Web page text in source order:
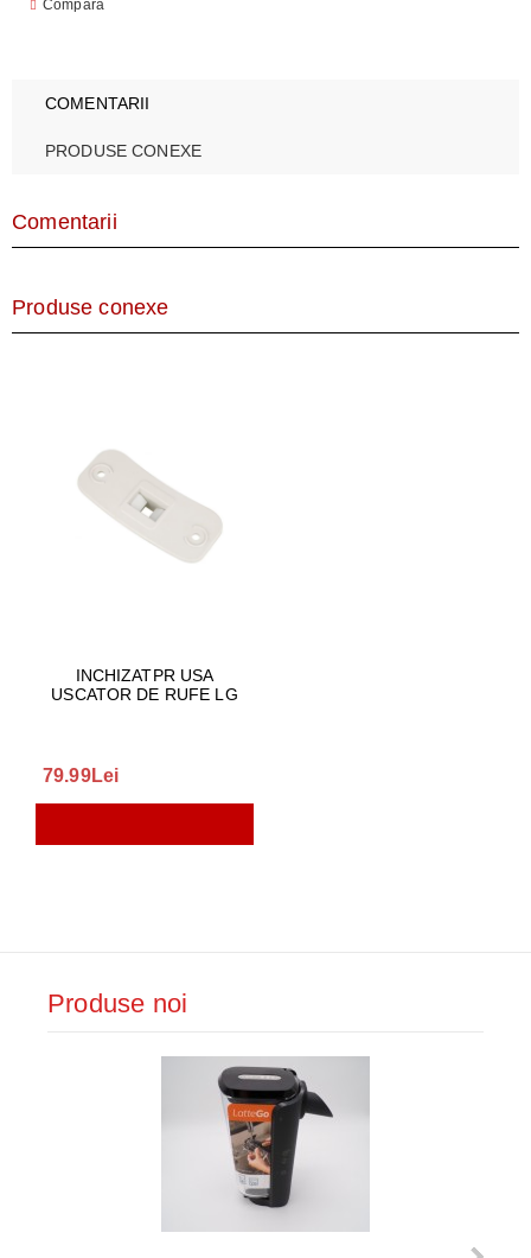
Compară
COMENTARII
PRODUSE CONEXE
Comentarii
Produse conexe
INCHIZATPR USA
USCATOR DE RUFE LG
79.99Lei
Produse noi